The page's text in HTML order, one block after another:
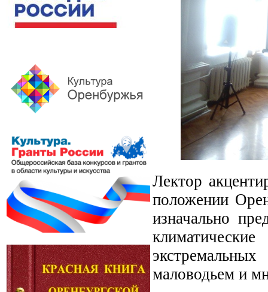
Лектор
положении
изначально
маловодьем и